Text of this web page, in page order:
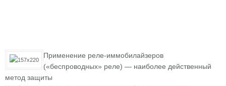
Применение реле-иммобилайзеров
(«беспроводных» реле) — наиболее действенный
метод защиты